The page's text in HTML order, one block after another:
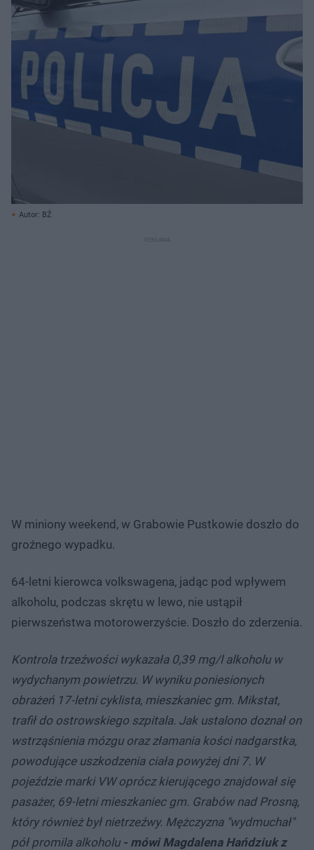
Autor: BŹ
W miniony weekend, w Grabowie Pustkowie doszło do
groźnego wypadku.
64-letni kierowca volkswagena, jadąc pod wpływem
alkoholu, podczas skrętu w lewo, nie ustąpił
pierwszeństwa motorowerzyście. Doszło do zderzenia.
Kontrola trzeźwości wykazała 0,39 mg/l alkoholu w
wydychanym powietrzu. W wyniku poniesionych
obrażeń 17-letni cyklista, mieszkaniec gm. Mikstat,
trafił do ostrowskiego szpitala. Jak ustalono doznał on
wstrząśnienia mózgu oraz złamania kości nadgarstka,
powodujące uszkodzenia ciała powyżej dni 7. W
pojeździe marki VW oprócz kierującego znajdował się
pasażer, 69-letni mieszkaniec gm. Grabów nad Prosną,
który również był nietrzeźwy. Mężczyzna "wydmuchał"
pół promila alkoholu - mówi Magdalena Hańdziuk z